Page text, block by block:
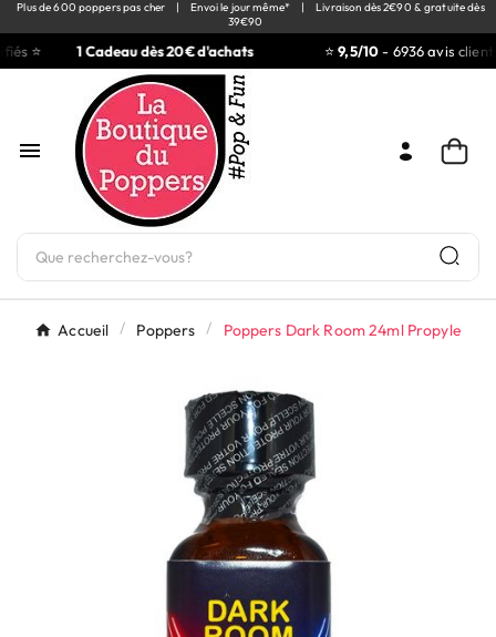
Plus de 600 poppers pas cher | Envoi le jour même* |
Livraison dès 2€90 & gratuite dès
39€90
⭐ 1 Cadeau dès 20€ d'achats ⭐9,5/10- 6936 avis clients

Accueil Poppers Poppers Dark Room 24ml Propyle